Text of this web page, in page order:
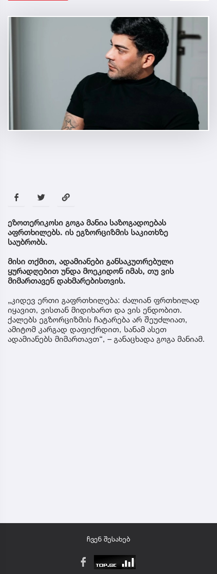
ეზოთერიკოსი გოგა მანია საზოგადოებას
აფრთხილებს. ის ეგზორციზმის საკითხზე
საუბრობს.
მისი თქმით, ადამიანები განსაკუთრებული
ყურადღებით უნდა მოეკიდონ იმას, თუ ვის
მიმართავენ დახმარებისთვის.
„კიდევ ერთი გაფრთხილება: ძალიან ფრთხილად
იყავით, ვისთან მიდიხართ და ვის ენდობით.
ქალებს ეგზორციზმის ჩატარება არ შეუძლიათ,
ამიტომ კარგად დაფიქრდით, სანამ ასეთ
ადამიანებს მიმართავთ“, – განაცხადა გოგა მანიამ.
ჩვენ შესახებ